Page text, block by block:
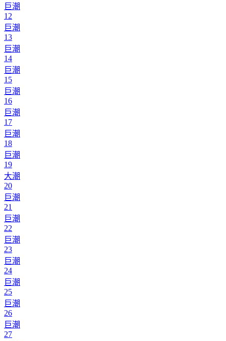
巨潮
12
巨潮
13
巨潮
14
巨潮
15
巨潮
16
巨潮
17
巨潮
18
巨潮
19
大潮
20
巨潮
21
巨潮
22
巨潮
23
巨潮
24
巨潮
25
巨潮
26
巨潮
27